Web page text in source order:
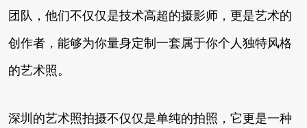
团队，他们不仅仅是技术高超的摄影师，更是艺术的
创作者，能够为你量身定制一套属于你个人独特风格
的艺术照。
深圳的艺术照拍摄不仅仅是单纯的拍照，它更是一种